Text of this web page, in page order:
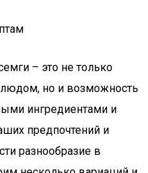
– это не только
но и возможность
ингредиентами и
предпочтений и
разнообразие в